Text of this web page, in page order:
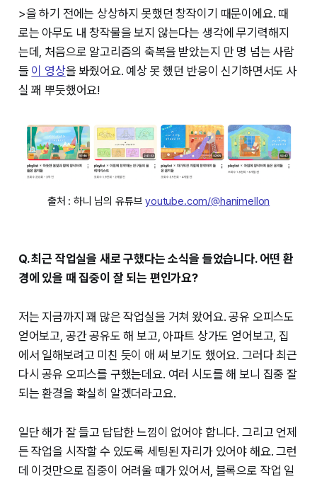
>을 하기 전에는 상상하지 못했던 창작이기 때문이에요. 때
로는 아무도 내 창작물을 보지 않는다는 생각에 무기력해지
는데, 처음으로 알고리즘의 축복을 받았는지 만 명 넘는 사람
들 이 영상을 봐줬어요. 예상 못 했던 반응이 신기하면서도 사
실 꽤 뿌듯했어요!
출처 : 하니 님의 유튜브 youtube.com/@hanimellon
Q. 최근 작업실을 새로 구했다는 소식을 들었습니다. 어떤 환
경에 있을 때 집중이 잘 되는 편인가요?
저는 지금까지 꽤 많은 작업실을 거쳐 왔어요. 공유 오피스도
얻어보고, 공간 공유도 해 보고, 아파트 상가도 얻어보고, 집
에서 일해보려고 미친 듯이 애 써 보기도 했어요. 그러다 최근
다시 공유 오피스를 구했는데요. 여러 시도를 해 보니 집중 잘
되는 환경을 확실히 알겠더라고요.
일단 해가 잘 들고 답답한 느낌이 없어야 합니다. 그리고 언제
든 작업을 시작할 수 있도록 세팅된 자리가 있어야 해요. 그런
데 이것만으로 집중이 어려울 때가 있어서, 블록으로 작업 일